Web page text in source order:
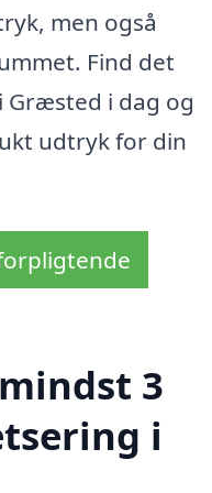
men også
Find det
i dag og
udtryk for din
3
i